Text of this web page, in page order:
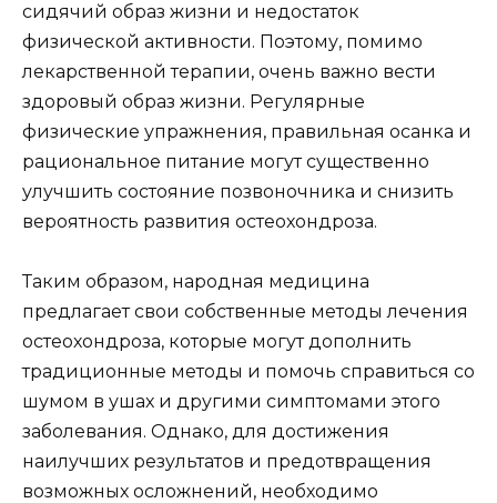
сидячий образ жизни и недостаток
физической активности. Поэтому, помимо
лекарственной терапии, очень важно вести
здоровый образ жизни. Регулярные
физические упражнения, правильная осанка и
рациональное питание могут существенно
улучшить состояние позвоночника и снизить
вероятность развития остеохондроза.
Таким образом, народная медицина
предлагает свои собственные методы лечения
остеохондроза, которые могут дополнить
традиционные методы и помочь справиться со
шумом в ушах и другими симптомами этого
заболевания. Однако, для достижения
наилучших результатов и предотвращения
возможных осложнений, необходимо